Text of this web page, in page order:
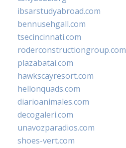
ibsarstudyabroad.com
bennusehgall.com
tsecincinnati.com
roderconstructiongroup.com
plazabatai.com
hawkscayresort.com
hellonquads.com
diarioanimales.com
decogaleri.com
unavozparadios.com
shoes-vert.com